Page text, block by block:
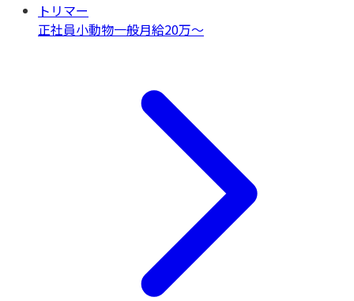
トリマー
正社員小動物一般月給20万〜